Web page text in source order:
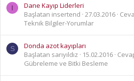
I
Dane Kayıp Liderleri
Başlatan insertend
27.03.2016
Teknik Bilgiler-Yorumlar
S
Donda azot kayıpları
Başlatan sarıyıldız
15.02.2016
Gübreleme ve Bitki Besleme